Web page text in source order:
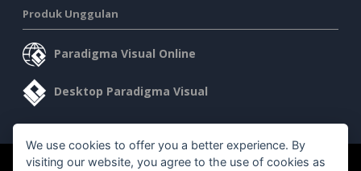
Produk Unggulan
Paradigma Visual Online
Desktop Paradigma Visual
We use cookies to offer you a better experience. By
visiting our website, you agree to the use of cookies as